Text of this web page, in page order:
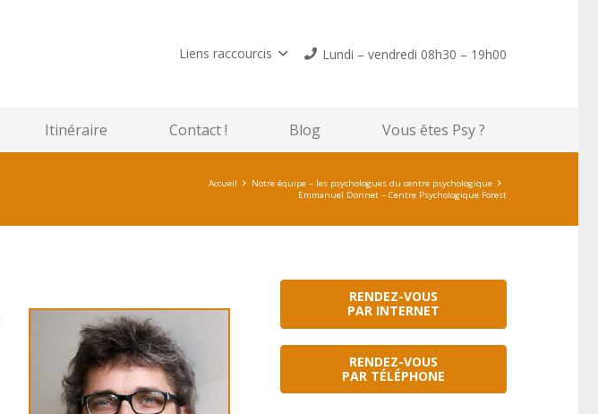
Liens raccourcis Lundi – vendredi 08h30 – 19h00
Itinéraire Contact ! Blog Vous êtes Psy ?
Accueil
Notre équipe – les psychologues du centre psychologique
Emmanuel Donnet – Centre Psychologique Forest
RENDEZ-VOUS
PAR INTERNET
RENDEZ-VOUS
PAR TÉLÉPHONE